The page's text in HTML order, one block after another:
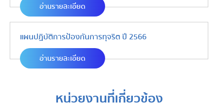
อ่านรายละเอียด
แผนปฏิบัติการป้องกันการทุจริต ปี 2566
อ่านรายละเอียด
หน่วยงานที่เกี่ยวข้อง